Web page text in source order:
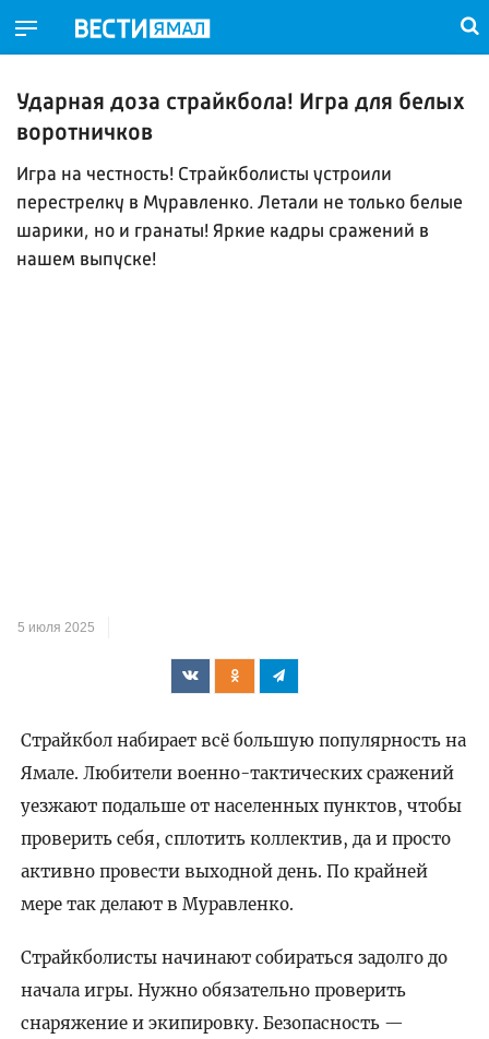
Ударная доза страйкбола! Игра для белых
воротничков
Игра на честность! Страйкболисты устроили
перестрелку в Муравленко. Летали не только белые
шарики, но и гранаты! Яркие кадры сражений в
нашем выпуске!
5 июля 2025
Страйкбол набирает всё большую популярность на
Ямале. Любители военно-тактических сражений
уезжают подальше от населенных пунктов, чтобы
проверить себя, сплотить коллектив, да и просто
активно провести выходной день. По крайней
мере так делают в Муравленко.
Страйкболисты начинают собираться задолго до
начала игры. Нужно обязательно проверить
снаряжение и экипировку. Безопасность —